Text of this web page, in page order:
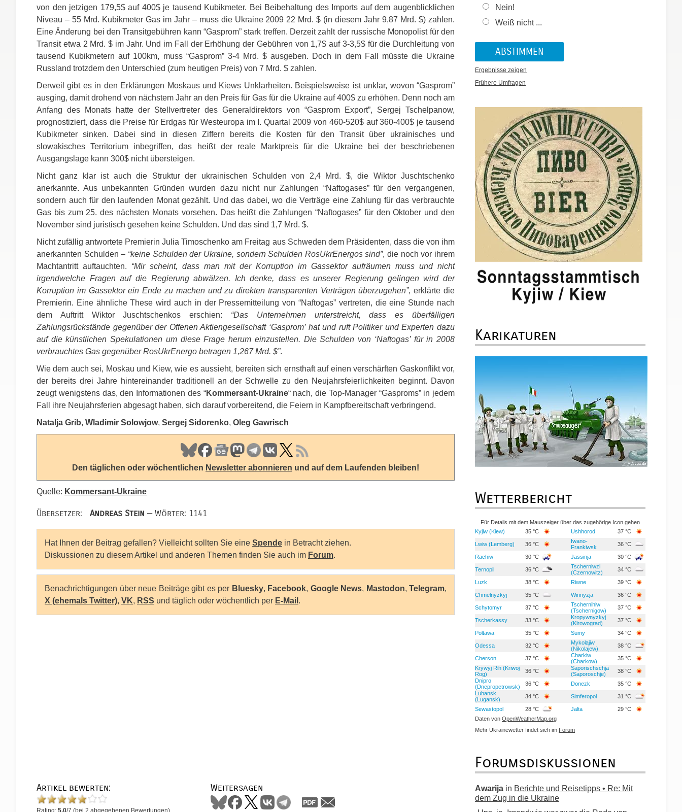
von den jetzigen 179,5$ auf 400$ je tausend Kubikmeter. Bei Beibehaltung des Imports auf dem augenblicklichen
Niveau – 55 Mrd. Kubikmeter Gas im Jahr – muss die Ukraine 2009 22 Mrd. $ (in diesem Jahr 9,87 Mrd. $) zahlen.
Eine Änderung bei den Transitgebühren kann “Gasprom” stark treffen. Derzeit zahlt der russische Monopolist für den
Transit etwa 2 Mrd. $ im Jahr. Und im Fall der Erhöhung der Gebühren von 1,7$ auf 3-3,5$ für die Durchleitung von
tausend Kubikmetern auf 100km, muss “Gasprom” 3-4 Mrd. $ ausgeben. Doch in dem Fall müsste die Ukraine
Russland trotzdem den Unterschied (zum heutigen Preis) von 7 Mrd. $ zahlen.
Derweil gibt es in den Erklärungen Moskaus und Kiews Unklarheiten. Beispielsweise ist unklar, wovon “Gasprom”
ausging, damit drohend von nächstem Jahr an den Preis für Gas für die Ukraine auf 400$ zu erhöhen. Denn noch am
Anfang des Monats hatte der Stellvertreter des Generaldirektors von “Gasprom Export”, Sergej Tschelpanow,
prognostiziert, dass die Preise für Erdgas für Westeuropa im I. Quartal 2009 von 460-520$ auf 360-400$ je tausend
Kubikmeter sinken. Dabei sind in diesen Ziffern bereits die Kosten für den Transit über ukrainisches und
slowakisches Territorium inbegriffen, das heißt der reale Marktpreis für die Ukraine bei der beschriebenen
Ausgangslage kann 300$ nicht übersteigen.
Nicht ganz klar ist auch die Struktur der ukrainischen Schulden von 2,4 Mrd. $, die Wiktor Juschtschenko
anerkannte. Aus unbekannten Gründen wurden dazu nicht nur Zahlungen “Naftogases” für den vergangenen,
sondern auch für den laufenden Monat gezählt. Und das dabei, wo die Verträge eine Zahlung für das verbrauchte
Gas bis zum 25. des nächsten Monats vorsehen. Das heißt die Zahlungen “Naftogases” für den Oktober und den
November sind juristisch gesehen keine Schulden. Und das sind 1,7 Mrd. $.
Nicht zufällig antwortete Premierin Julia Timoschenko am Freitag aus Schweden dem Präsidenten, dass die von ihm
anerkannten Schulden – “keine Schulden der Ukraine, sondern Schulden RosUkrEnergos sind”, die noch vor ihrem
Machtantritt auftauchten. “Mir scheint, dass man mit der Korruption im Gassektor aufräumen muss und nicht
irgendwelche Fragen auf die Regierung abwälzen. Ich denke, dass es unserer Regierung gelingen wird der
Korruption im Gassektor ein Ende zu machen und zu direkten transparenten Verträgen überzugehen”, erklärte die
Premierin. Eine ähnliche These wird auch in der Pressemitteilung von “Naftogas” vertreten, die eine Stunde nach
dem Auftritt Wiktor Juschtschenkos erschien: “Das Unternehmen unterstreicht, dass es überfälligen
Zahlungsrückstände gegenüber der Offenen Aktiengesellschaft ‘Gasprom’ hat und ruft Politiker und Experten dazu
auf die künstlichen Spekulationen um diese Frage herum einzustellen. Die Schulden von ‘Naftogas’ für in 2008
verbrauchtes Gas gegenüber RosUkrEnergo betragen 1,267 Mrd. $”.
Wie dem auch sei, Moskau und Kiew, wie es aussieht, bereiten sich ernsthaft auf einen verschärften Gaskonflikt vor,
der bereits drei Jahre hintereinander traditionell an der Schwelle zu den Neujahrsfeierlichkeiten beginnt. Davon
zeugt wenigstens das, den Informationen des “Kommersant-Ukraine“ nach, die Top-Manager “Gasproms” in jedem
Fall ihre Neujahrsferien abgesagt haben, sich darauf vorbereitend, die Feiern in Kampfbereitschaft verbringend.
Natalja Grib, Wladimir Solowjow, Sergej Sidorenko, Oleg Gawrisch
Den täglichen oder wöchentlichen Newsletter abonnieren und auf dem Laufenden bleiben!
Quelle: Kommersant-Ukraine
Übersetzer: Andreas Stein — Wörter: 1141
Hat Ihnen der Beitrag gefallen? Vielleicht sollten Sie eine Spende in Betracht ziehen.
Diskussionen zu diesem Artikel und anderen Themen finden Sie auch im Forum.
Benachrichtigungen über neue Beiträge gibt es per Bluesky, Facebook, Google News, Mastodon, Telegram,
X (ehemals Twitter), VK, RSS und täglich oder wöchentlich per E-Mail .
Artikel bewerten:
Rating: 5.0/7 (bei 2 abgegebenen Bewertungen)
Weitersagen
Nein!
Weiß nicht ...
Ergebnisse zeigen
Frühere Umfragen
Karikaturen
Wetterbericht
Für Details mit dem Mauszeiger über das zugehörige Icon gehen
Kyjiw (Kiew)
35 °C Ushhorod 37 °C
Lwiw (Lemberg) 36 °C
Iwano-
Frankiwsk
36 °C
Rachiw 30 °C Jassinja 30 °C
Ternopil 36 °C
Tscherniwzi
(Czernowitz)
34 °C
Luzk 38 °C Riwne 39 °C
Chmelnyzkyj 35 °C Winnyzja 36 °C
Schytomyr 37 °C
Tschernihiw
(Tschernigow)
37 °C
Tscherkassy 33 °C
Kropywnyzkyj
(Kirowograd)
37 °C
Poltawa 35 °C Sumy 34 °C
Odessa 32 °C
Mykolajiw
(Nikolajew)
38 °C
Cherson 37 °C
Charkiw
(Charkow)
35 °C
Krywyj Rih (Kriwoj
Rog)
36 °C
Saporischschja
(Saporoschje)
38 °C
Dnipro
(Dnepropetrowsk)
36 °C Donezk
35 °C
Luhansk
(Lugansk)
34 °C Simferopol 31 °C
Sewastopol 28 °C Jalta
29 °C
Daten von OpenWeatherMap.org
Mehr Ukrainewetter findet sich im Forum
Forumsdiskussionen
Awarija in Berichte und Reisetipps • Re: Mit
dem Zug in die Ukraine